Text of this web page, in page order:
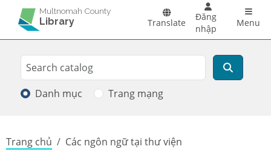
Skip to main content
Multnomah County
Library Translate
Đăng
nhập
Menu
Search
Tìm kiếm
Danh mục Trang mạng
Breadcrumb
Trang chủ Các ngôn ngữ tại thư viện